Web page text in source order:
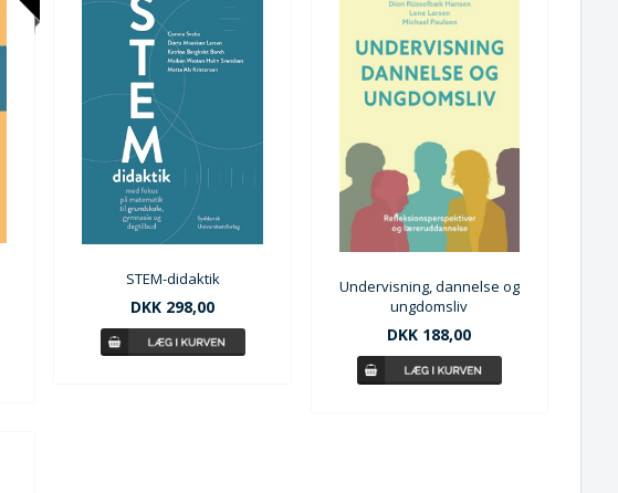
STEM-didaktik
DKK 298,00
Undervisning, dannelse og
ungdomsliv
DKK 188,00